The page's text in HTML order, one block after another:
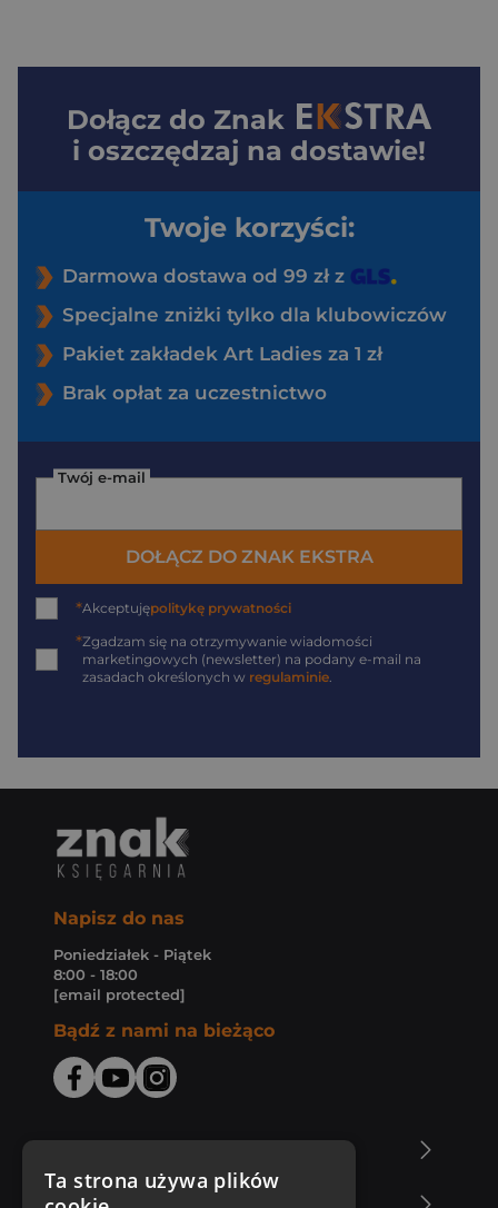
Dołącz do Znak
i oszczędzaj na dostawie!
Twoje korzyści:
Darmowa dostawa od 99 zł z
Specjalne zniżki tylko dla klubowiczów
Pakiet zakładek Art Ladies za 1 zł
Brak opłat za uczestnictwo
Twój e-mail
DOŁĄCZ DO ZNAK EKSTRA
*Akceptujępolitykę prywatności
*Zgadzam się na otrzymywanie wiadomości
marketingowych (newsletter) na podany e-mail na
zasadach określonych w regulaminie
Napisz do nas
Poniedziałek - Piątek
8:00 - 18:00
[email protected]
Bądź z nami na bieżąco
Ta strona używa plików